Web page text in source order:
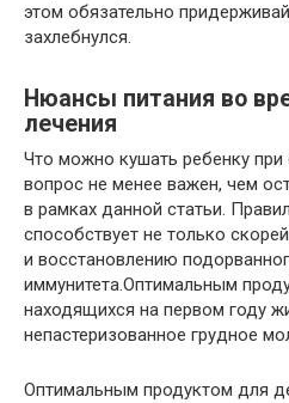
этом обязательно
захлебнулся.
Нюансы питания во
лечения
Что можно кушать ребенку
вопрос не менее важен, чем
в рамках данной статьи.
способствует не только
и восстановлению
иммунитета.Оптимальным
находящихся на первом году
непастеризованное грудное
Оптимальным продуктом для